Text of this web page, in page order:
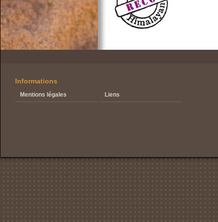
Informations
Mentions légales Liens